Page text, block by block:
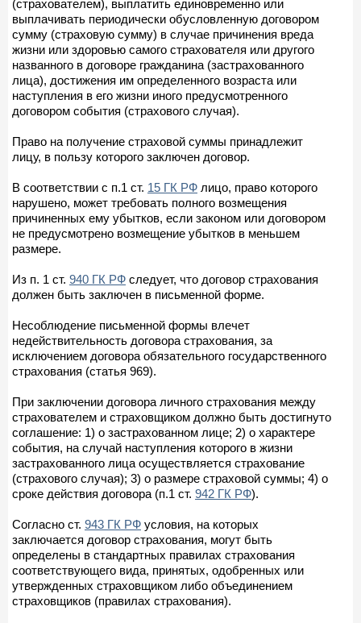
(страхователем), выплатить единовременно или
выплачивать периодически обусловленную договором
сумму (страховую сумму) в случае причинения вреда
жизни или здоровью самого страхователя или другого
названного в договоре гражданина (застрахованного
лица), достижения им определенного возраста или
наступления в его жизни иного предусмотренного
договором события (страхового случая).
Право на получение страховой суммы принадлежит
лицу, в пользу которого заключен договор.
В соответствии с п.1 ст. 15 ГК РФ лицо, право которого
нарушено, может требовать полного возмещения
причиненных ему убытков, если законом или договором
не предусмотрено возмещение убытков в меньшем
размере.
Из п. 1 ст. 940 ГК РФ следует, что договор страхования
должен быть заключен в письменной форме.
Несоблюдение письменной формы влечет
недействительность договора страхования, за
исключением договора обязательного государственного
страхования (статья 969).
При заключении договора личного страхования между
страхователем и страховщиком должно быть достигнуто
соглашение: 1) о застрахованном лице; 2) о характере
события, на случай наступления которого в жизни
застрахованного лица осуществляется страхование
(страхового случая); 3) о размере страховой суммы; 4) о
сроке действия договора (п.1 ст. 942 ГК РФ).
Согласно ст. 943 ГК РФ условия, на которых
заключается договор страхования, могут быть
определены в стандартных правилах страхования
соответствующего вида, принятых, одобренных или
утвержденных страховщиком либо объединением
страховщиков (правилах страхования).